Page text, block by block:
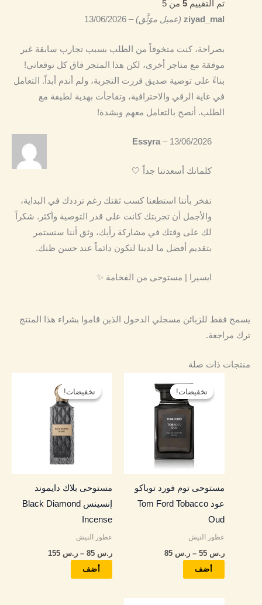
تم التقييم 5من 5
ziyad_mal (عميل موَثَّق) –
13/06/2026
بصراحة، كنت متخوفاً من الطلب بسبب تجارب سابقة غير
موفقة مع متاجر أخرى، لكن هذا المتجر فاق كل توقعاتي!
بناءً على توصية صديق قررت التجربة، ولم أندم أبداً. التعامل
في غاية الرقي والاحترافية، وتفاجأت بهدية لطيفة مع
الطلب. أنصح بالتعامل معهم وبشدة!
Essyra– 13/06/2026
كلماتك أسعدتنا جداً 🤍
نفخر بأننا استطعنا كسب ثقتك رغم ترددك في البداية،
والأجمل أن تجربتك كانت على قدر التوصية وأكثر. شكراً
لك على وقتك في مشاركة رأيك، وثق أننا سنستمر
بتقديم أفضل ما لدينا لنكون دائماً عند حسن ظنك.
ايسيرا | مستوحى من الفخامة ✨
يسمح فقط للزبائن مسجلي الدخول الذين قاموا بشراء هذا المنتج
ترك مراجعة.
منتجات ذات صلة
تخفيضات!
تخفيضات!
مستوحى توم فورد توباكو
عود Tom Ford Tobacco
Oud
عطور النيش
ر.س – ر.س
السعر:
من
خلال
أضف
العديد
من
الأشكال
المختلفة
لهذا
المنتج.
يمكن
اختيار
صفحة
تخفيضات!
تخفيضات!
مستوحى بلاك دايموند
إنسينس Black Diamond
Incense
عطور النيش
ر.س – ر.س
أضف
العديد
من
الأشكال
المختلفة
لهذا
المنتج.
يمكن
اختيار
صفحة